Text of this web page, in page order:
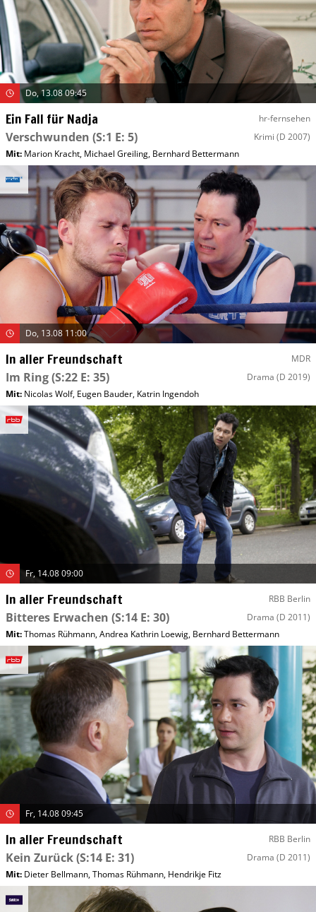
Do, 13.08 09:45
Ein Fall für Nadja hr-fernsehen
Verschwunden (S:1 E: 5) Krimi (D 2007)
Mit: Marion Kracht, Michael Greiling, Bernhard Bettermann
Do, 13.08 11:00
In aller Freundschaft MDR
Im Ring(S:22 E: 35) Drama (D 2019)
Mit: Nicolas Wolf, Eugen Bauder, Katrin Ingendoh
Fr, 14.08 09:00
In aller Freundschaft RBB Berlin
Bitteres Erwachen (S:14 E: 30) Drama (D 2011)
Mit:Thomas Rühmann,Andrea Kathrin Loewig, Bernhard Bettermann
Fr, 14.08 09:45
In aller Freundschaft RBB Berlin
Kein Zurück(S:14 E: 31) Drama (D 2011)
Mit: Dieter Bellmann,Thomas Rühmann, Hendrikje Fitz